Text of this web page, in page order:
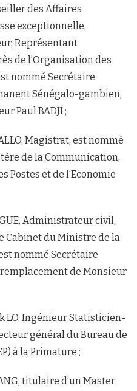
des Affaires
exceptionnelle,
Représentant
de l’Organisation des
nommé Secrétaire
Sénégalo-gambien,
Paul BADJI ;
Magistrat, est nommé
de la Communication,
Postes et de l’Economie
Administrateur civil,
Cabinet du Ministre de la
nommé Secrétaire
de Monsieur
LO, Ingénieur Statisticien-
général du Bureau de
à la Primature ;
titulaire d’un Master